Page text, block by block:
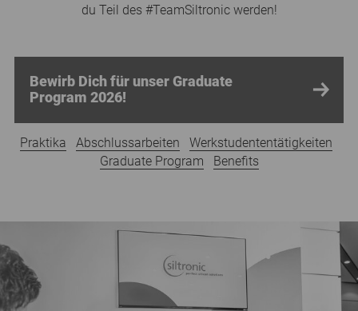
du Teil des #TeamSiltronic werden!
Bewirb Dich für unser Graduate
Program 2026!
Praktika Abschlussarbeiten
Werkstudententätigkeiten
Graduate Program
Benefits